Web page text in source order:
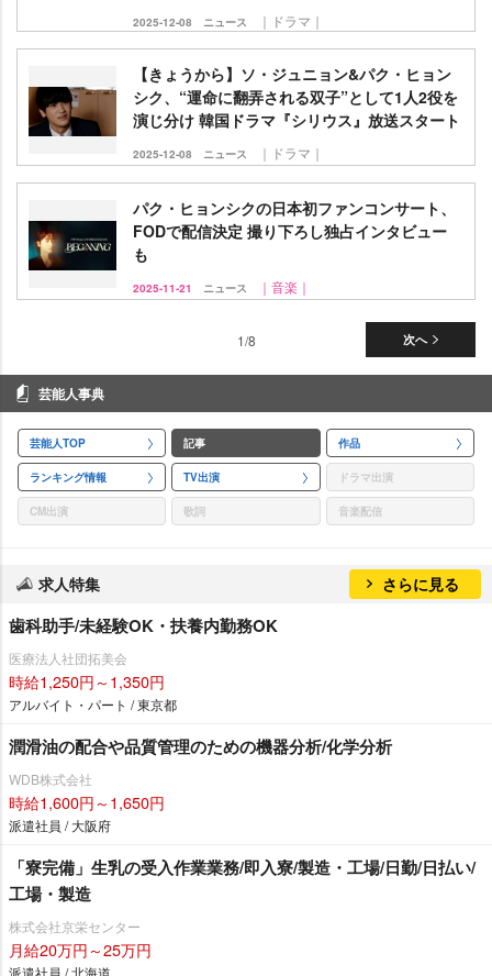
2025-12-08 ニュース ｜ドラマ｜
【きょうから】ソ・ジュニョン&パク・ヒョン
シク、“運命に翻弄される双子”として1人2役を
演じ分け 韓国ドラマ『シリウス』放送スタート
2025-12-08 ニュース ｜ドラマ｜
パク・ヒョンシクの日本初ファンコンサート、
FODで配信決定 撮り下ろし独占インタビュー
も
2025-11-21 ニュース ｜音楽｜
次へ
1/8
芸能人事典
芸能人TOP 記事 作品
ランキング情報 TV出演 ドラマ出演
CM出演 歌詞 音楽配信
求人特集 さらに見る
歯科助手/未経験OK・扶養内勤務OK
医療法人社団拓美会
時給1,250円～1,350円
アルバイト・パート / 東京都
潤滑油の配合や品質管理のための機器分析/化学分析
WDB株式会社
時給1,600円～1,650円
派遣社員 / 大阪府
「寮完備」生乳の受入作業業務/即入寮/製造・工場/日勤/日払い/
工場・製造
株式会社京栄センター
月給20万円～25万円
派遣社員 / 北海道